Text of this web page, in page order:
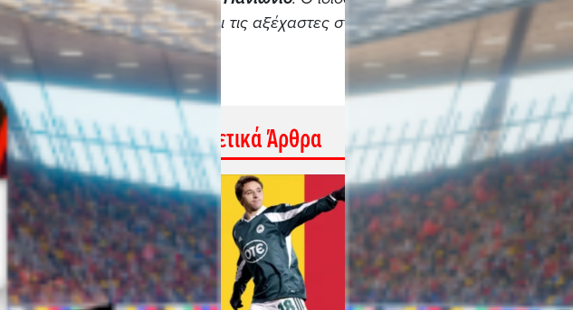
τηςΑλβανίας, αλλά και τις αξέχαστες στιγμές
Σχετικά Άρθρα
σέντρα και
τελική φάση
όμιλό της
στα